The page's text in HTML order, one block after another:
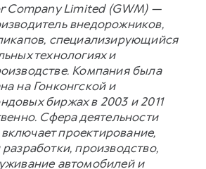
Company Limited (GWM) —
внедорожников,
специализирующийся
технологиях и
Компания была
на Гонконгской и
биржах в 2003 и 2011
Сфера деятельности
проектирование,
производство,
автомобилей и